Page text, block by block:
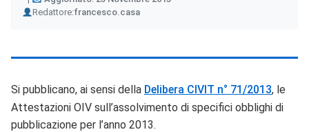
Redattore:
Author francesco.casa
Si pubblicano, ai sensi della Delibera CIVIT n° 71/2013, le
Attestazioni OIV sull’assolvimento di specifici obblighi di
pubblicazione per l’anno 2013.